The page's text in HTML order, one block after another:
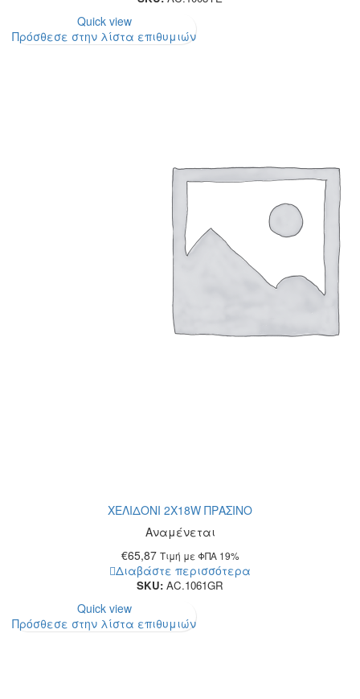
Quick view
Πρόσθεσε στην λίστα επιθυμιών
ΧΕΛΙΔΟΝΙ 2Χ18W ΠΡΑΣΙΝΟ
Αναμένεται
€65,87 Τιμή με ΦΠΑ 19%
Διαβάστε περισσότερα
SKU: AC.1061GR
Quick view
Πρόσθεσε στην λίστα επιθυμιών